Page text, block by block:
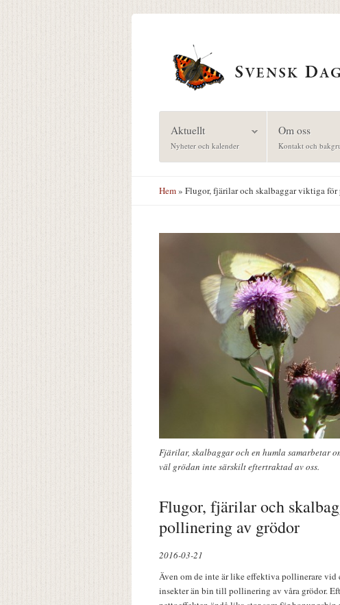
Aktuellt
Nyheter och kalender
Om oss
Kontakt och
Hem» Flugor, fjärilar och skalbaggar viktiga
Fjärilar, skalbaggar och en humla samarbetar
väl grödan inte särskilt eftertraktad av oss.
Flugor, fjärilar och
pollinering av grödor
2016-03-21
Även om de inte är like effektiva pollinerare
insekter än bin till pollinering av våra grödor.